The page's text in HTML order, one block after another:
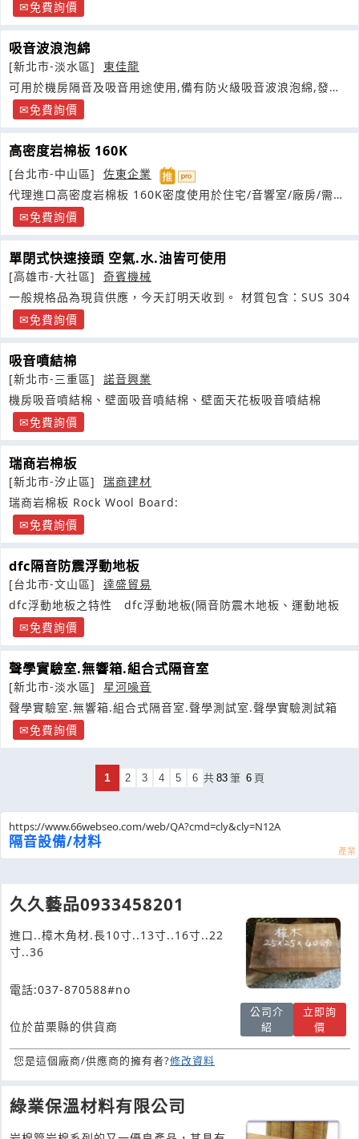
免費詢價
吸音波浪泡綿
[新北市-淡水區]
東佳龍
可用於機房隔音及吸音用途使用,備有防火級吸音波浪泡綿,發泡
度均勻免費詢價
高密度岩棉板 160K
[台北市-中山區]
佐東企業
代理進口高密度岩棉板 160K密度使用於住宅/音響室/廠房/需要
噪音隔絕的天花板
免費詢價
單閉式快速接頭 空氣.水.油皆可使用
[高雄市-大社區]
奇賓機械
一般規格品為現貨供應，今天訂明天收到。 材質包含：SUS 304
免費詢價
吸音噴結棉
[新北市-三重區]
諾音興業
機房吸音噴結棉、壁面吸音噴結棉、壁面天花板吸音噴結棉
免費詢價
瑞商岩棉板
[新北市-汐止區]
瑞商建材
瑞商岩棉板 Rock Wool Board:
免費詢價
dfc隔音防震浮動地板
[台北市-文山區]
達盛貿易
dfc浮動地板之特性 dfc浮動地板(隔音防震木地板、運動地板
免費詢價
聲學實驗室.無響箱.組合式隔音室
[新北市-淡水區]
星河噪音
聲學實驗室.無響箱.組合式隔音室.聲學測試室.聲學實驗測試箱
免費詢價
1 2 3 4 5 6 共 83 筆 6 頁
https://www.66webseo.com/web/QA?cmd=cly&cly=N12A
隔音設備/材料
久久藝品0933458201
進口..樟木角材.長10寸..13寸..16寸..22
寸..36
電話:037-870588#no
位於苗栗縣的供貨商
公司介
紹
立即詢
價
您是這個廠商/供應商的擁有者?修改資料
綠業保溫材料有限公司